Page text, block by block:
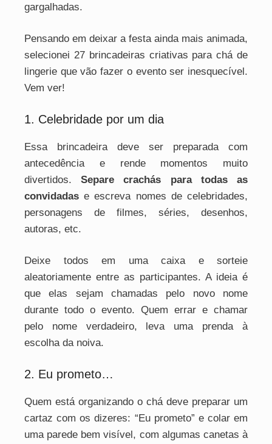
gargalhadas.
Pensando em deixar a festa ainda mais animada,
selecionei 27 brincadeiras criativas para chá de
lingerie que vão fazer o evento ser inesquecível.
Vem ver!
1. Celebridade por um dia
Essa brincadeira deve ser preparada com
antecedência e rende momentos muito
divertidos.Separe crachás para todas as
convidadas e escreva nomes de celebridades,
personagens de filmes, séries, desenhos,
autoras, etc.
Deixe todos em uma caixa e sorteie
aleatoriamente entre as participantes. A ideia é
que elas sejam chamadas pelo novo nome
durante todo o evento. Quem errar e chamar
pelo nome verdadeiro, leva uma prenda à
escolha da noiva.
2. Eu prometo…
Quem está organizando o chá deve preparar um
cartaz com os dizeres: “Eu prometo” e colar em
uma parede bem visível, com algumas canetas à